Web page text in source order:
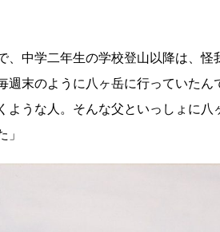
、中学二年生の学校登山以降は、
週末のように八ヶ岳に行っていた
うな人。そんな父といっしょに八